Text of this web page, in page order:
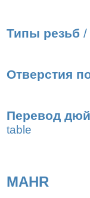
Типы резьб /
Отверстия
Перевод
table
MAHR